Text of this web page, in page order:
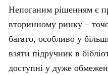
Непоганим рішенням є
вторинному ринку –
багато, особливо у
взяти підручник в
доступні у дуже